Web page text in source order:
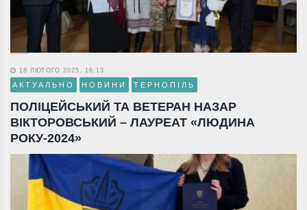
18 ЛЮТОГО 2025, 16:13
АКТУАЛЬНО НОВИНИ ТЕРНОПІЛЬ
ПОЛІЦЕЙСЬКИЙ ТА ВЕТЕРАН НАЗАР
ВІКТОРОВСЬКИЙ – ЛАУРЕАТ «ЛЮДИНА
РОКУ-2024»